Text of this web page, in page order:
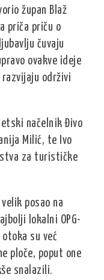
župan Blaž
priča priču o
čuvaju
ovakve ideje
održivi
načelnik Đivo
Milić, te Ivo
za turističke
posao na
lokalni OPG-
su već
ploče, poput one
snalazili.